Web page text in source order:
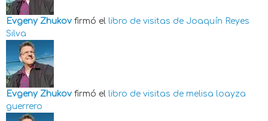
Evgeny Zhukov firmó el libro de visitas de Joaquín Reyes
Silva
Evgeny Zhukov firmó el libro de visitas de melisa loayza
guerrero